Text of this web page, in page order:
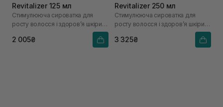
Revitalizer 125 мл
Стимулююча сироватка для
росту волосся і здоров’я шкіри
2 005₴
Revitalizer 250 мл
Стимулююча сироватка для
росту волосся і здоров’я шкіри
3 325₴